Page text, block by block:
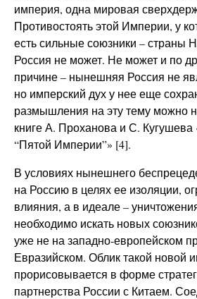
империя, одна мировая
Противостоять этой Империи, у
есть сильные союзники – страны
Россия не может. Не может и по
причине – нынешняя Россия не
но имперский дух у нее еще
размышления на эту тему можно
книге А. Проханова и С. Кугушева
“Пятой Империи”» [4].
В условиях нынешнего
на Россию в целях ее изоляции,
влияния, а в идеале –
необходимо искать новых
уже не на западно-европейском
Евразийском. Облик такой новой
прорисовывается в форме
партнерства России с Китаем.